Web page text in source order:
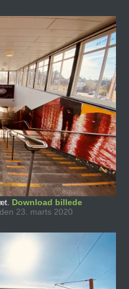
Download billede
23. marts 2020